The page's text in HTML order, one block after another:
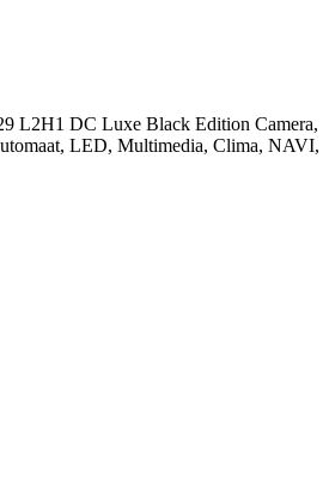
L2H1 DC Luxe Black Edition Camera,
LED, Multimedia, Clima, NAVI,